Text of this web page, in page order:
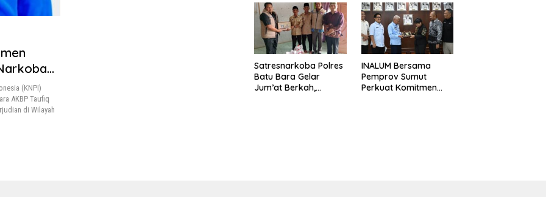
(KNPI)
AKBP Taufiq
di Wilayah
Lantai Rumah yang
Layak Berkat Satgas
TMMD Ke-129 Kodim
0208/Asahan
kepada 50 Petani di
Simpang Gambus
Satresnarkoba Polres
Batu Bara Gelar
Jum’at Berkah,
INALUM Bersama
Pemprov Sumut
Perkuat Komitmen